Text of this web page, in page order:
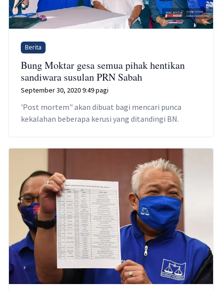
Berita
Bung Moktar gesa semua pihak hentikan
sandiwara susulan PRN Sabah
September 30, 2020 9:49 pagi
'Post mortem" akan dibuat bagi mencari punca
kekalahan beberapa kerusi yang ditandingi BN.